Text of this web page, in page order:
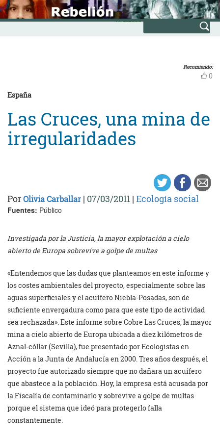
Skip
to
content
INICIO
Avanzada
Recomiendo:
0
España
Las Cruces, una mina de
irregularidades
PorOlivia Carballar | 07/03/2011 | Ecología social
Fuentes: Público
Investigada por la Justicia, la mayor explotación a cielo
abierto de Europa sobrevive a golpe de multas
«Entendemos que las dudas que planteamos en este informe y
los costes ambientales del proyecto, especialmente sobre las
aguas superficiales y el acuífero Niebla-Posadas, son de
suficiente envergadura como para que este tipo de actividad
sea rechazada». Este informe sobre Cobre Las Cruces, la mayor
mina a cielo abierto de Europa ubicada a diez kilómetros de
Aznal-cóllar (Sevilla), fue presentado por Ecologistas en
Acción a la Junta de Andalucía en 2000. Tres años después, el
proyecto fue autorizado siempre que no dañara un acuífero
que abastece a la población. Hoy, la empresa está acusada por
la Fiscalía de contaminarlo y sobrevive a golpe de multas
porque el sistema que ideó para protegerlo falla
constantemente.